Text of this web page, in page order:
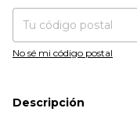
No sé mi código postal
Descripción